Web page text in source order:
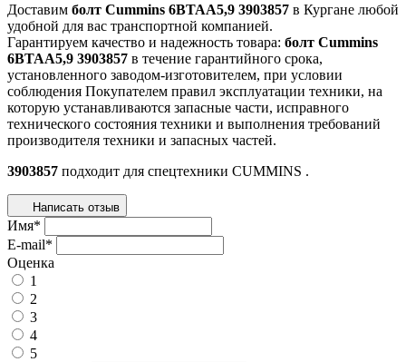
Доставим болт Cummins 6BTAA5,9 3903857 в Кургане любой
удобной для вас транспортной компанией.
Гарантируем качество и надежность товара: болт Cummins
6BTAA5,9 3903857 в течение гарантийного срока,
установленного заводом-изготовителем, при условии
соблюдения Покупателем правил эксплуатации техники, на
которую устанавливаются запасные части, исправного
технического состояния техники и выполнения требований
производителя техники и запасных частей.
3903857 подходит для спецтехники CUMMINS .
Написать отзыв
Имя*
E-mail*
Оценка
1
2
3
4
5